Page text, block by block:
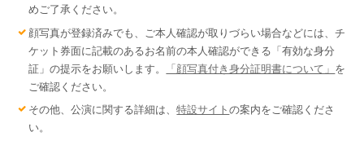
めご了承ください。
顔写真が登録済みでも、ご本人確認が取りづらい場合などには、チ
ケット券面に記載のあるお名前の本人確認ができる「有効な身分
証」の提示をお願いします。
「顔写真付き身分証明書について」 を
ご確認ください。
その他、公演に関する詳細は、特設サイトの案内をご確認くださ
い。